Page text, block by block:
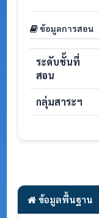
ข้อมูลพื้นฐาน
ข้อมูลการสอน
ระดับชั้นที่
สอน
กลุ่มสาระฯ